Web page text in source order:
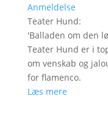
Anmeldelse
Teater Hund:
'Balladen om den
Teater Hund er i
om venskab og
for flamenco.
Læs mere